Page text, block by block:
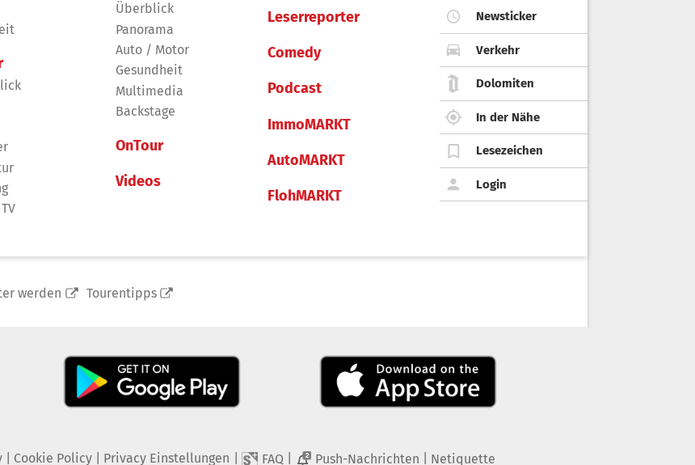
Überblick
Panorama
Auto / Motor
Gesundheit
Multimedia
Backstage
OnTour
Videos
Leserreporter
Comedy
Podcast
ImmoMARKT
AutoMARKT
FlohMARKT
Newsticker
Verkehr
Dolomiten
In der Nähe
Lesezeichen
Login
werden Tourentipps
| Cookie Policy| Privacy Einstellungen FAQ 2 Push-Nachrichten Netiquette